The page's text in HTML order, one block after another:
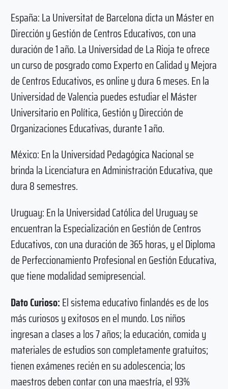
España: La Universitat de Barcelona dicta un Máster en
Dirección y Gestión de Centros Educativos, con una
duración de 1 año. La Universidad de La Rioja te ofrece
un curso de posgrado como Experto en Calidad y Mejora
de Centros Educativos, es online y dura 6 meses. En la
Universidad de Valencia puedes estudiar el Máster
Universitario en Política, Gestión y Dirección de
Organizaciones Educativas, durante 1 año.
México: En la Universidad Pedagógica Nacional se
brinda la Licenciatura en Administración Educativa, que
dura 8 semestres.
Uruguay: En la Universidad Católica del Uruguay se
encuentran la Especialización en Gestión de Centros
Educativos, con una duración de 365 horas, y el Diploma
de Perfeccionamiento Profesional en Gestión Educativa,
que tiene modalidad semipresencial.
Dato Curioso:El sistema educativo finlandés es de los
más curiosos y exitosos en el mundo. Los niños
ingresan a clases a los 7 años; la educación, comida y
materiales de estudios son completamente gratuitos;
tienen exámenes recién en su adolescencia; los
maestros deben contar con una maestría, el 93%